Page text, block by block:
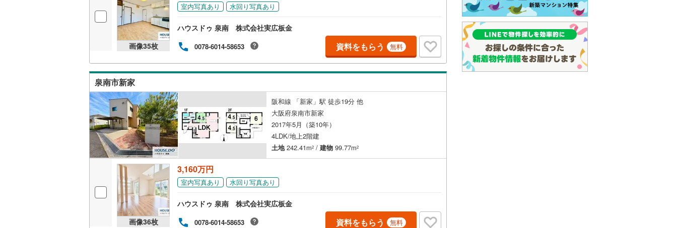
画像35枚
室内写真あり 水回り写真あり
ハウスドゥ 泉南 株式会社実広板金
0078-6014-58653 資料をもらう 無料
泉南市新家
阪和線 「新家」駅 徒歩19分 他
大阪府泉南市新家
2017年5月（築10年）
4LDK/地上2階建
土地242.41m2 / 建物 99.77m2
画像36枚
3,160万円
室内写真あり 水回り写真あり
ハウスドゥ 泉南 株式会社実広板金
0078-6014-58653 資料をもらう 無料